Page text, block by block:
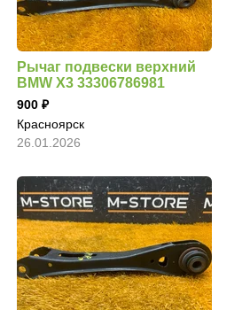
Рычаг подвески верхний
BMW X3 33306786981
900
Красноярск
26.01.2026